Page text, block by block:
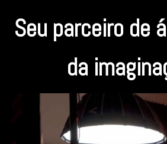
Seu parceiro de
da